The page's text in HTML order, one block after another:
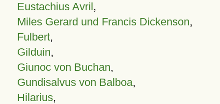
Eustachius Avril,
Miles Gerard und Francis Dickenson,
Fulbert,
Gilduin,
Giunoc von Buchan,
Gundisalvus von Balboa,
Hilarius,